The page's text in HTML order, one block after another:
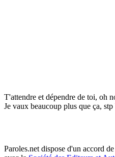
T'attendre et dépendre de toi, oh
Je vaux beaucoup plus que ça,
Paroles.net dispose d'un accord